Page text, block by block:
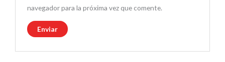
navegador para la próxima vez que comente.